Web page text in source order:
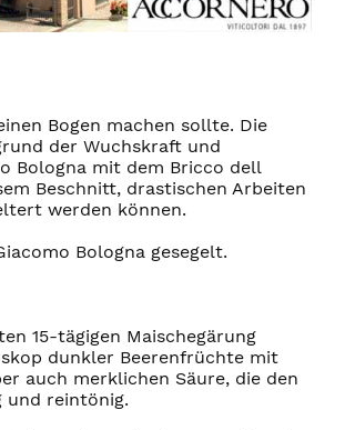
Bogen machen sollte. Die
der Wuchskraft und
Bologna mit dem Bricco dell
Beschnitt, drastischen Arbeiten
werden können.
Bologna gesegelt.
15-tägigen Maischegärung
dunkler Beerenfrüchte mit
auch merklichen Säure, die den
und reintönig.